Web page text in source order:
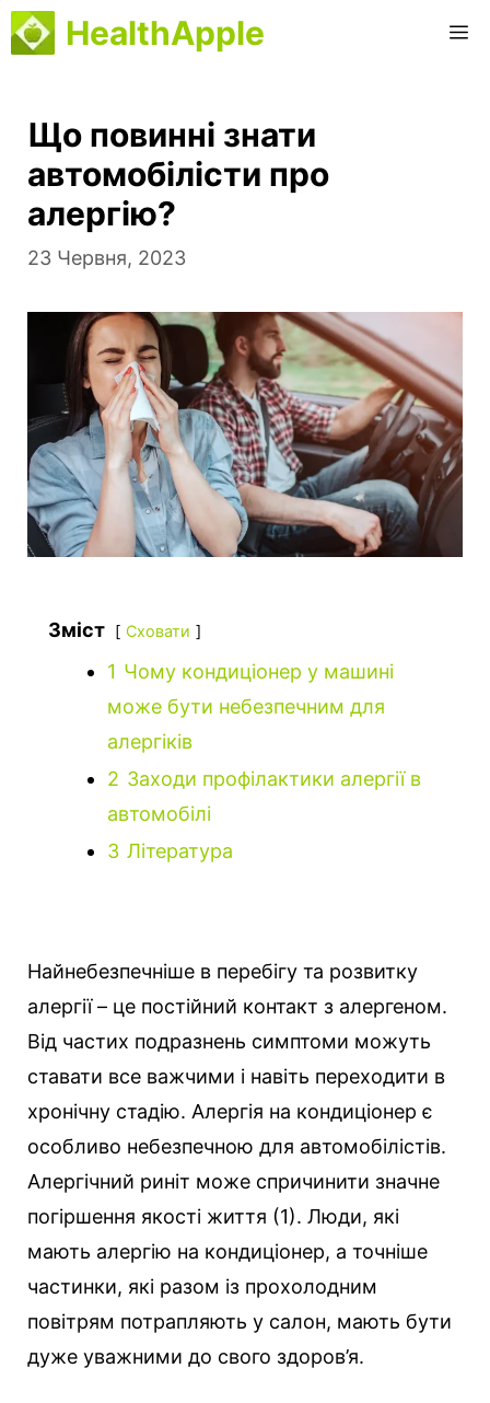
Перейти
до
HealthApple
Що повинні знати
автомобілісти про
алергію?
23 Червня, 2023
Зміст Сховати
1 Чому кондиціонер у машині
може бути небезпечним для
алергіків
2 Заходи профілактики алергії в
автомобілі
3 Література
Найнебезпечніше в перебігу та розвитку
алергії – це постійний контакт з алергеном.
Від частих подразнень симптоми можуть
ставати все важчими і навіть переходити в
хронічну стадію. Алергія на кондиціонер є
особливо небезпечною для автомобілістів.
Алергічний риніт може спричинити значне
погіршення якості життя (1). Люди, які
мають алергію на кондиціонер, а точніше
частинки, які разом із прохолодним
повітрям потрапляють у салон, мають бути
дуже уважними до свого здоров’я.